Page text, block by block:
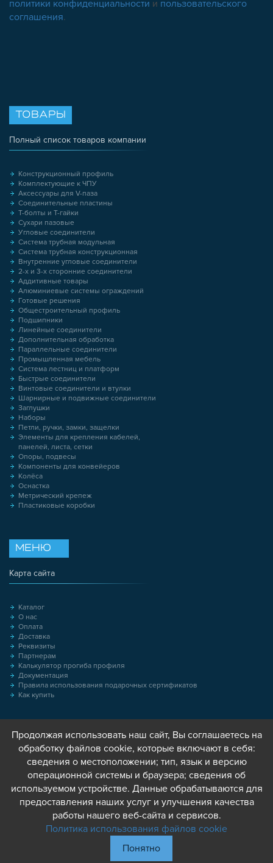
политики конфиденциальности и пользовательского
соглашения.
ТОВАРЫ
Полный список товаров компании
Конструкционный профиль
Комплектующие к ЧПУ
Аксессуары для V-паза
Соединительные пластины
Т-болты и Т-гайки
Сухари пазовые
Угловые соединители
Система трубная модульная
Система трубная конструкционная
Внутренние угловые соединители
2-х и 3-х сторонние соединители
Аддитивные товары
Алюминиевые системы ограждений
Готовые решения
Общестроительный профиль
Подшипники
Линейные соединители
Дополнительная обработка
Параллельные соединители
Промышленная мебель
Система лестниц и платформ
Быстрые соединители
Винтовые соединители и втулки
Шарнирные и подвижные соединители
Заглушки
Наборы
Петли, ручки, замки, защелки
Элементы для крепления кабелей,
панелей, листа, сетки
Опоры, подвесы
Компоненты для конвейеров
Колёса
Оснастка
Метрический крепеж
Пластиковые коробки
МЕНЮ
Карта сайта
Каталог
О нас
Оплата
Доставка
Реквизиты
Партнерам
Калькулятор прогиба профиля
Документация
Правила использования подарочных сертификатов
Как купить
Продолжая использовать наш сайт, Вы соглашаетесь на
обработку файлов cookie, которые включают в себя:
сведения о местоположении; тип, язык и версию
операционной системы и браузера; сведения об
используемом устройстве. Данные обрабатываются для
предоставления наших услуг и улучшения качества
работы нашего веб-сайта и сервисов.
Политика использования файлов cookie
Понятно